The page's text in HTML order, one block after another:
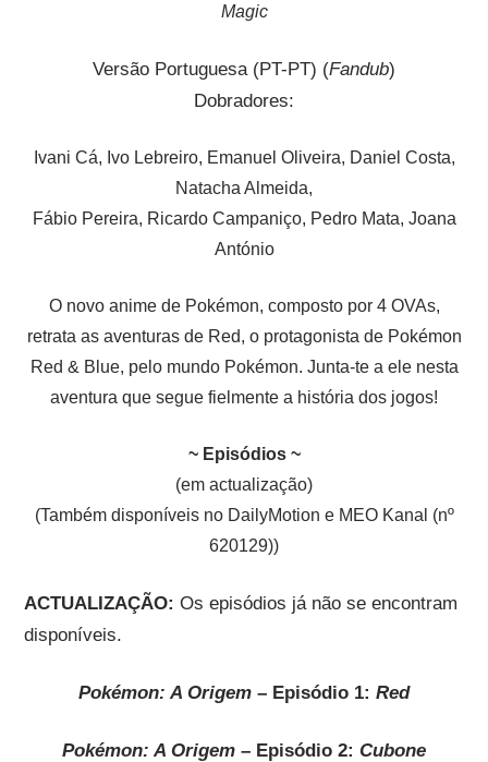
Magic
Versão Portuguesa (PT-PT) (Fandub)
Dobradores:
Ivani Cá, Ivo Lebreiro, Emanuel Oliveira, Daniel Costa,
Natacha Almeida,
Fábio Pereira, Ricardo Campaniço, Pedro Mata, Joana
António
O novo anime de Pokémon, composto por 4 OVAs,
retrata as aventuras de Red, o protagonista de Pokémon
Red & Blue, pelo mundo Pokémon. Junta-te a ele nesta
aventura que segue fielmente a história dos jogos!
~ Episódios ~
(em actualização)
(Também disponíveis no DailyMotion e MEO Kanal (nº
620129))
ACTUALIZAÇÃO: Os episódios já não se encontram
disponíveis.
Pokémon: A Origem – Episódio 1: Red
Pokémon: A Origem – Episódio 2: Cubone